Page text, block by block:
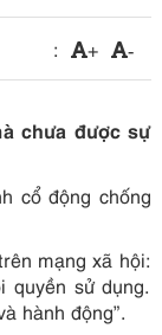
: + -
chưa được sự
cổ động chống
mạng xã hội:
sử dụng.
hành động”.